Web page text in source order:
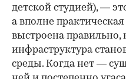
детской студией), —
а вполне
выстроена правильно,
инфраструктура
среды. Когда нет —